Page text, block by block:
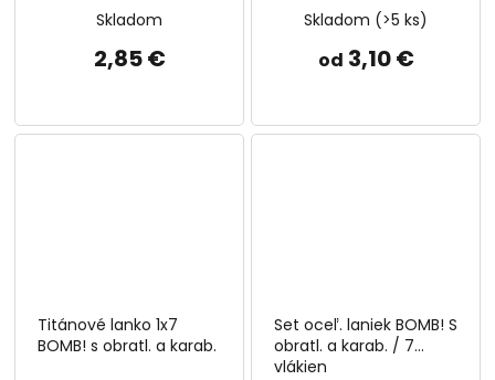
Skladom
2,85 €
Skladom (>5 ks)
od 3,10 €
Titánové lanko 1x7
BOMB! s obratl. a karab.
Set oceľ. laniek BOMB! S
obratl. a karab. / 7
vlákien